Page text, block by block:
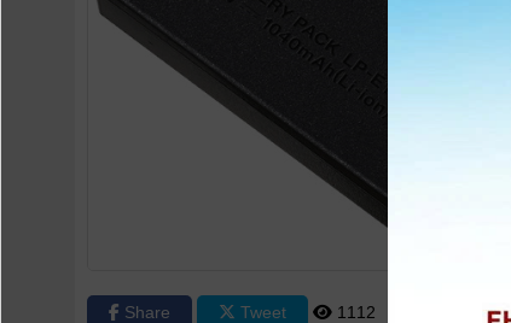
Share Tweet 1112